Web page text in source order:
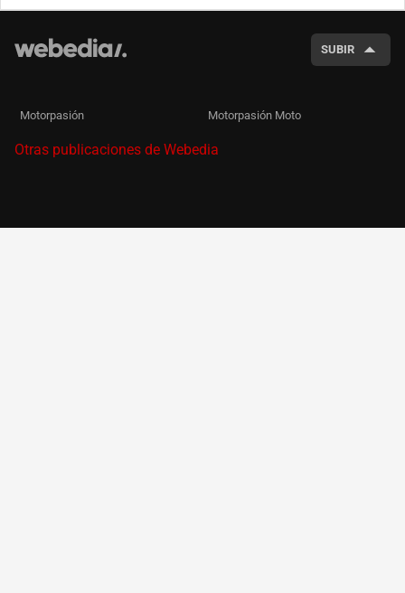
SUBIR
Motorpasión Motorpasión Moto
Otras publicaciones de Webedia